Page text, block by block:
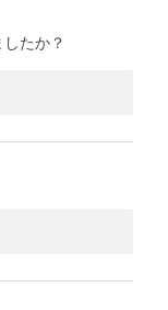
たか？